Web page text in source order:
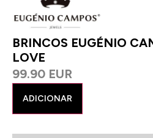
BRINCOS EUGÉNIO
LOVE
99.90 EUR
ADICIONAR